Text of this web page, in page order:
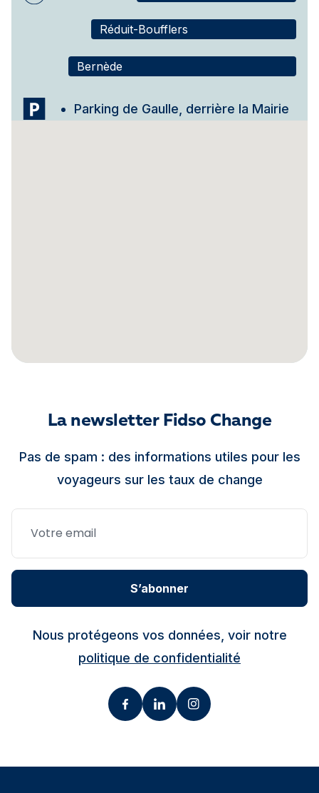
Réduit-Boufflers
Bernède
Parking de Gaulle, derrière la Mairie
La newsletter Fidso Change
Pas de spam : des informations utiles pour les
voyageurs sur les taux de change
S’abonner
Nous protégeons vos données, voir notre
politique de confidentialité